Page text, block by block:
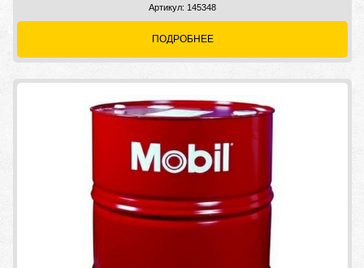
Артикул: 145348
ПОДРОБНЕЕ